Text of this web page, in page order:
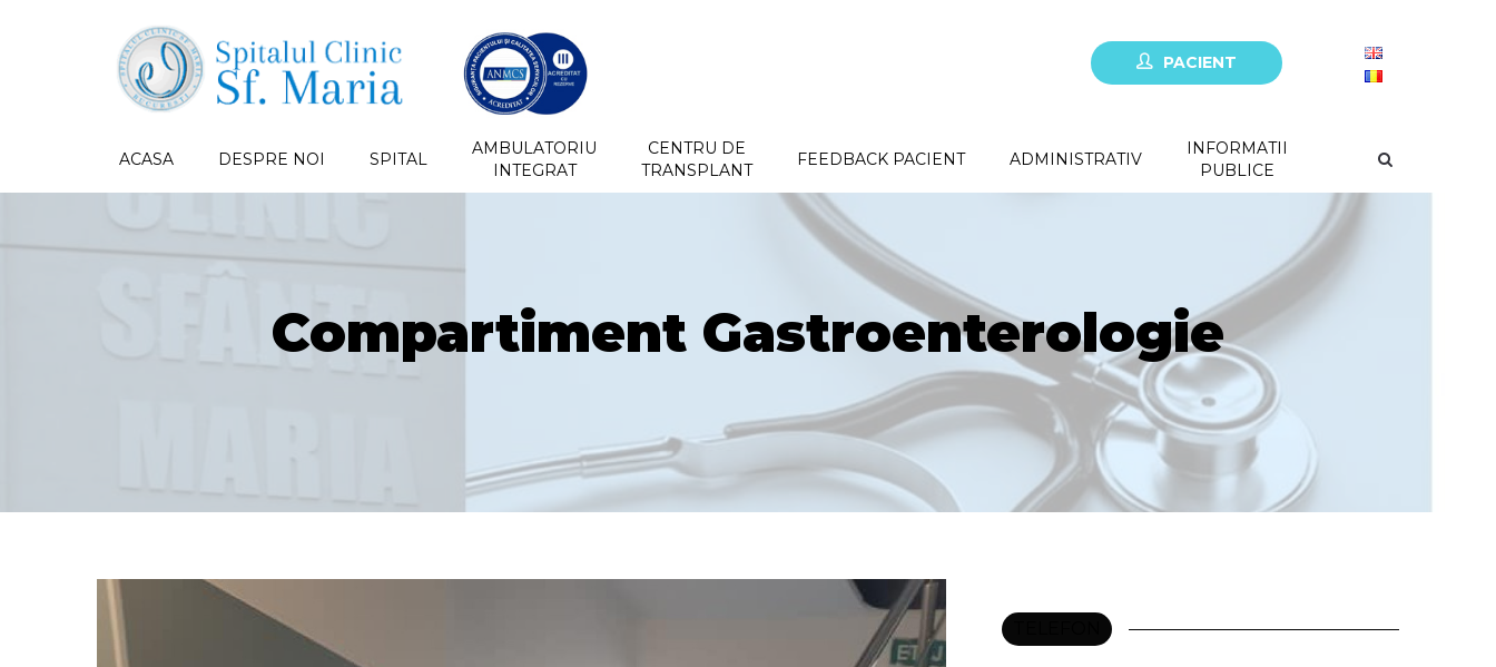
PACIENT
ACASA DESPRE NOI SPITAL
AMBULATORIU
INTEGRAT
CENTRU DE
TRANSPLANT
FEEDBACK PACIENT ADMINISTRATIV
INFORMATII
PUBLICE
Compartiment Gastroenterologie